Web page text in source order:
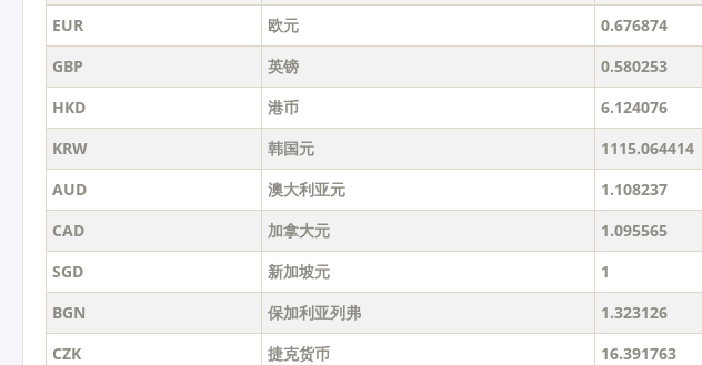
EUR
欧元 0.676874
GBP
英镑 0.580253
HKD
港币 6.124076
KRW
韩国元 1115.064414
AUD
澳大利亚元 1.108237
CAD
加拿大元 1.095565
SGD
新加坡元 1
BGN
保加利亚列弗 1.323126
CZK
捷克货币 16.391763